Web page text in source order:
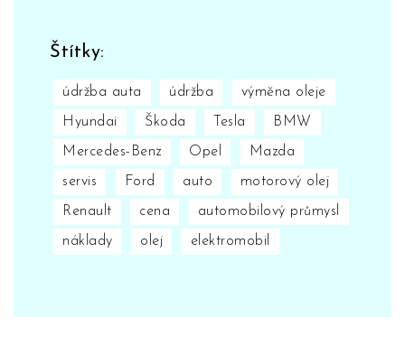
Štítky:
údržba auta údržba výměna oleje
Hyundai Škoda Tesla BMW
Mercedes-Benz Opel Mazda
servis Ford auto motorový olej
Renault cena automobilový průmysl
náklady olej elektromobil